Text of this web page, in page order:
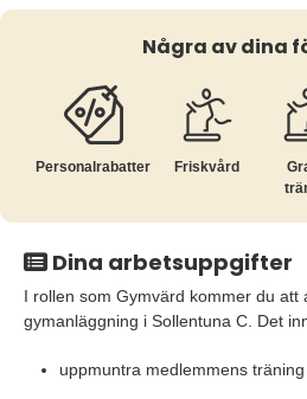
Några av dina
Personalrabatter Friskvård
Dina arbetsuppgifter
I rollen som Gymvärd kommer du att
gymanläggning i Sollentuna C. Det
uppmuntra medlemmens